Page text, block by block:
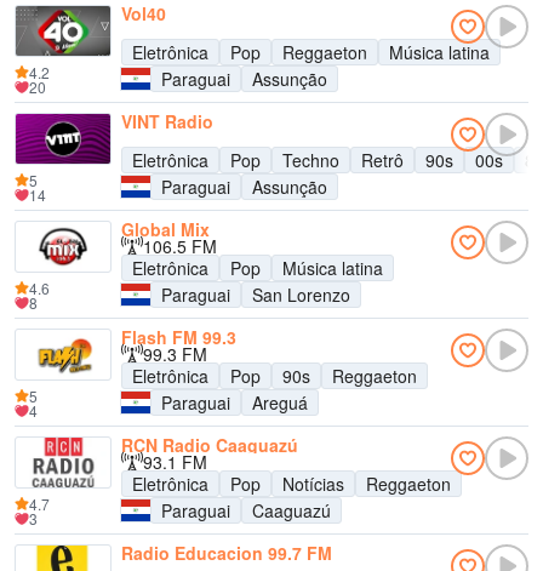
Vol40
Eletrônica
Pop Reggaeton
Música latina
Paraguai
Assunção
4.2
20
VINT Radio
Eletrônica
Pop Techno Retrô 90s 00s
Paraguai
Assunção
5
14
Global Mix
106.5 FM
Eletrônica
Pop
Música latina
Paraguai
San Lorenzo
4.6
8
Flash FM 99.3
99.3 FM
Eletrônica
Pop 90s
Reggaeton
Paraguai
Areguá
5
4
RCN Radio Caaguazú
93.1 FM
Eletrônica
Pop Notícias
Reggaeton
Paraguai
Caaguazú
4.7
3
Radio Educacion 99.7 FM